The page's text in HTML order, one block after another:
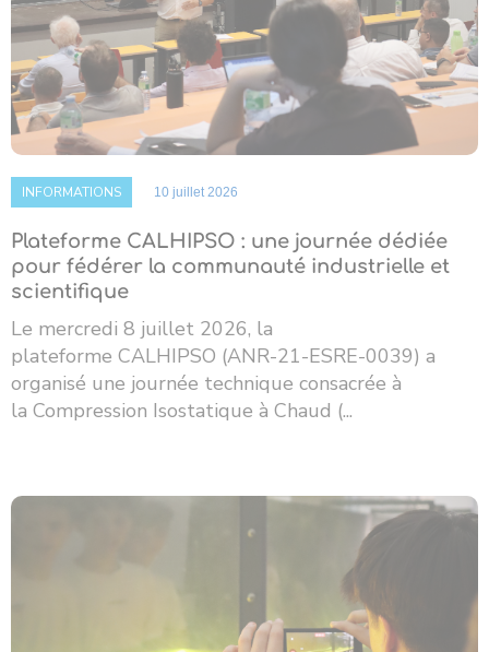
INFORMATIONS 10 juillet 2026
Plateforme CALHIPSO : une journée dédiée
pour fédérer la communauté industrielle et
scientifique
Le mercredi 8 juillet 2026, la
plateforme CALHIPSO (ANR-21-ESRE-0039) a
organisé une journée technique consacrée à
la Compression Isostatique à Chaud (...